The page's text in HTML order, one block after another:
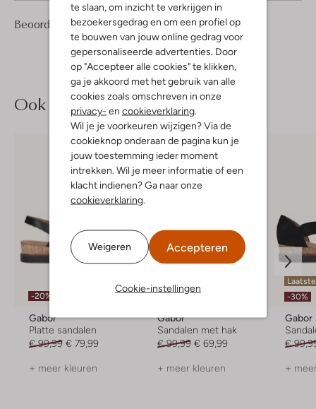
te slaan, om inzicht te verkrijgen in
bezoekersgedrag en om een profiel op
te bouwen van jouw online gedrag voor
gepersonaliseerde advertenties. Door
op "Accepteer alle cookies" te klikken,
ga je akkoord met het gebruik van alle
cookies zoals omschreven in onze
privacy- en cookieverklaring
Wil je je voorkeuren wijzigen? Via de
cookieknop onderaan de pagina kun je
jouw toestemming ieder moment
intrekken. Wil je meer informatie of een
klacht indienen? Ga naar onze
cookieverklaring
Weigeren Accepteren
Cookie-instellingen
Beoordelingen (2) 4/5
2
4
Sterren
Ook iets voor jou?
-20%
Gabor
Platte sandalen
€ 99,99 € 79,99
+ meer kleuren
Gabor
Sandalen met hak
€ 99,99 € 69,99
+ meer kleuren
-30%
Gabor
€
+